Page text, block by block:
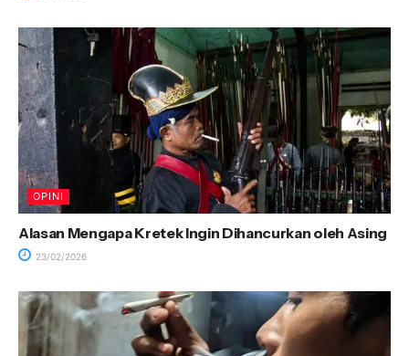
OPINI
Alasan Mengapa Kretek Ingin Dihancurkan oleh Asing
23/02/2026